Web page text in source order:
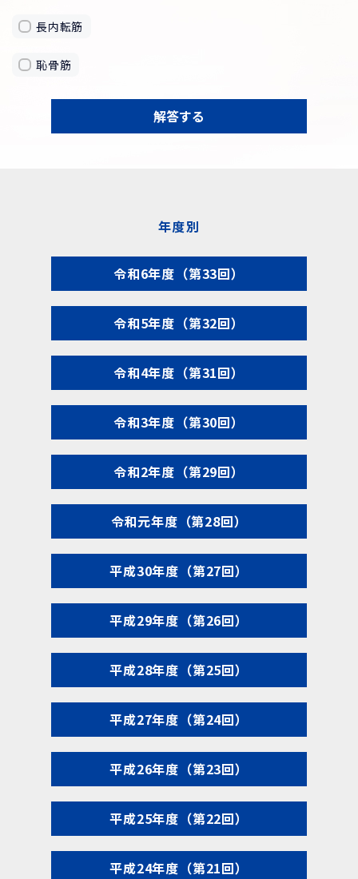
長内転筋
恥骨筋
解答する
年度別
令和6年度（第33回）
令和5年度（第32回）
令和4年度（第31回）
令和3年度（第30回）
令和2年度（第29回）
令和元年度（第28回）
平成30年度（第27回）
平成29年度（第26回）
平成28年度（第25回）
平成27年度（第24回）
平成26年度（第23回）
平成25年度（第22回）
平成24年度（第21回）